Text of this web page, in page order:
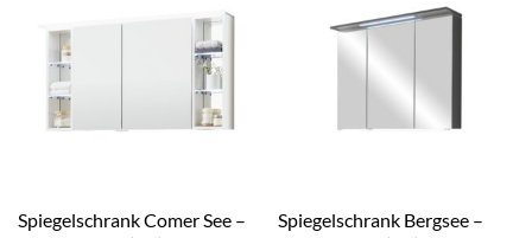
Spiegelschrank Comer See –
Spiegelschrank Bergsee –